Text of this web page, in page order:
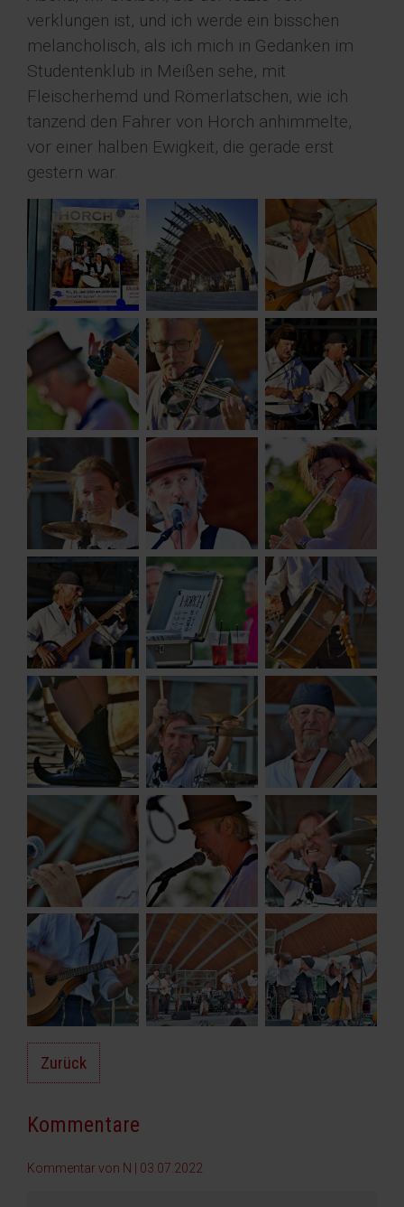
verklungen ist, und ich werde ein bisschen
melancholisch, als ich mich in Gedanken im
Studentenklub in Meißen sehe, mit
Fleischerhemd und Römerlatschen, wie ich
tanzend den Fahrer von Horch anhimmelte,
vor einer halben Ewigkeit, die gerade erst
gestern war.
Zurück
Kommentare
Kommentar von N | 03.07.2022